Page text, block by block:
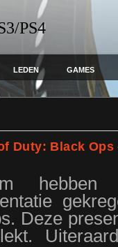
PS4
LEDEN GAMES
Duty: Black
hebben
Deze